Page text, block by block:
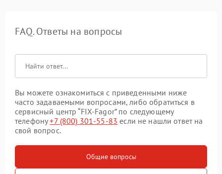
FAQ. Ответы на вопросы
Вы можете ознакомиться с приведенными ниже
часто задаваемыми вопросами, либо обратиться в
сервисный центр “FIX-Fagor” по следующему
телефону+7 (800) 301-55-83 если не нашли ответ на
свой вопрос.
Общие вопросы